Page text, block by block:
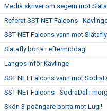
Media skriver om segern mot
Referat SST NET Falcons -
SST NET Falcons vann mot
Slätafly borta i eftermiddag
Langos inför Kävlinge
SST NET Falcons vann mot
SST NET Falcons - SödraDal i
Skön 3-poängare borta mot Lugi!